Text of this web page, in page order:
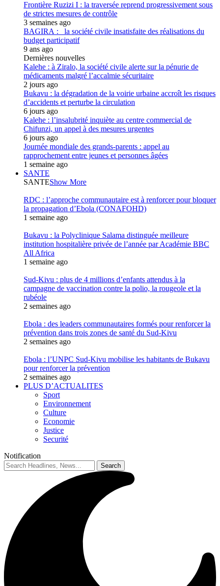
Frontière Ruzizi I : la traversée reprend progressivement sous
de strictes mesures de contrôle
3 semaines ago
BAGIRA : la société civile insatisfaite des réalisations du
budget participatif
9 ans ago
Dernières nouvelles
Kalehe : à Ziralo, la société civile alerte sur la pénurie de
médicaments malgré l’accalmie sécuritaire
2 jours ago
Bukavu : la dégradation de la voirie urbaine accroît les risques
d’accidents et perturbe la circulation
6 jours ago
Kalehe : l’insalubrité inquiète au centre commercial de
Chifunzi, un appel à des mesures urgentes
6 jours ago
Journée mondiale des grands-parents : appel au
rapprochement entre jeunes et personnes âgées
1 semaine ago
SANTE
SANTEShow More
RDC : l’approche communautaire est à renforcer pour bloquer
la propagation d’Ebola (CONAFOHD)
1 semaine ago
Bukavu : la Polyclinique Salama distinguée meilleure
institution hospitalière privée de l’année par Académie BBC
All Africa
1 semaine ago
Sud-Kivu : plus de 4 millions d’enfants attendus à la
campagne de vaccination contre la polio, la rougeole et la
rubéole
2 semaines ago
Ebola : des leaders communautaires formés pour renforcer la
prévention dans trois zones de santé du Sud-Kivu
2 semaines ago
Ebola : l’UNPC Sud-Kivu mobilise les habitants de Bukavu
pour renforcer la prévention
2 semaines ago
PLUS D’ACTUALITES
Sport
Environnement
Culture
Economie
Justice
Securité
Notification